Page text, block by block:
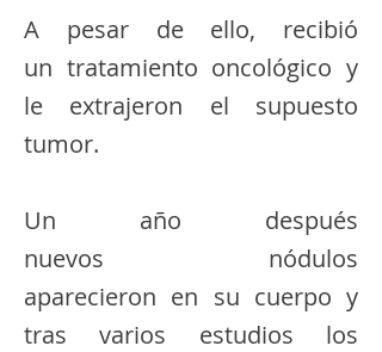
A pesar de ello, recibió
un tratamiento oncológico y
le extrajeron el supuesto
tumor.
Un año después
nuevos nódulos
aparecieron en su cuerpo y
tras varios estudios los